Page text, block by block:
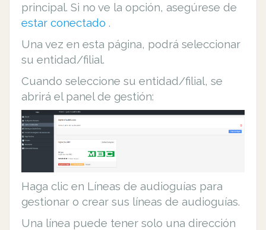
principal. Si no ve la opción, asegúrese de
estar conectado .
Una vez en esta página, podrá seleccionar
su entidad/filial.
Cuando seleccione su entidad/filial, se
abrirá el panel de gestión:
Haga clic en Líneas de audioguías para
gestionar o crear sus líneas de audioguías.
Una línea puede tener solo una dirección